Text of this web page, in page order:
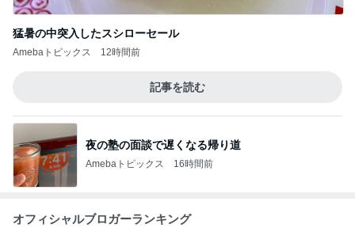
猛暑の中突入したスシローセール
Amebaトピックス 12時間前
記事を読む
夜の塾の面談で遅くなる帰り道
Amebaトピックス 16時間前
オフィシャルブロガーランキング